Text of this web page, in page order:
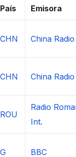
País Emisora
CHN China
CHN China
ROU
Radio
Int.
G BBC